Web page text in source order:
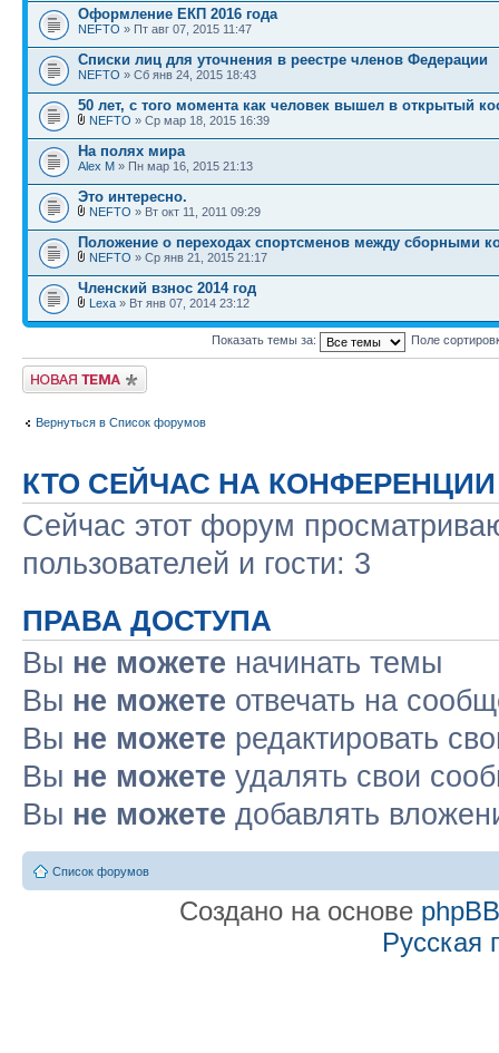
Оформление ЕКП 2016 года
NEFTO » Пт авг 07, 2015 11:47
Списки лиц для уточнения в реестре членов Федерации
NEFTO » Сб янв 24, 2015 18:43
50 лет, с того момента как человек вышел в открытый
NEFTO » Ср мар 18, 2015 16:39
На полях мира
Alex M » Пн мар 16, 2015 21:13
Это интересно.
NEFTO » Вт окт 11, 2011 09:29
Положение о переходах спортсменов между сборными
NEFTO » Ср янв 21, 2015 21:17
Членский взнос 2014 год
Lexa » Вт янв 07, 2014 23:12
Показать темы за: Поле
Новая тема
Вернуться в Список форумов
КТО СЕЙЧАС НА КОНФЕРЕНЦИИ
Сейчас этот форум
пользователей и гости: 3
ПРАВА ДОСТУПА
Вы не можете начинать темы
Вы не можете отвечать на
Вы не можете редактировать
Вы не можете удалять свои
Вы не можете добавлять
Список форумов
Создано на основе phpBB
Русская